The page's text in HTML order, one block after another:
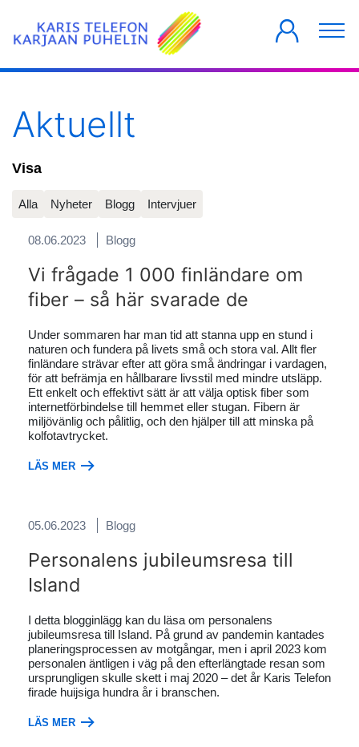
FÖRETAG
Aktuellt
Visa
Alla Nyheter Blogg Intervjuer
08.06.2023 Blogg
Vi frågade 1 000 finländare om
fiber – så här svarade de
Under sommaren har man tid att stanna upp en stund i
naturen och fundera på livets små och stora val. Allt fler
finländare strävar efter att göra små ändringar i vardagen,
för att befrämja en hållbarare livsstil med mindre utsläpp.
Ett enkelt och effektivt sätt är att välja optisk fiber som
internetförbindelse till hemmet eller stugan. Fibern är
miljövänlig och pålitlig, och den hjälper till att minska på
kolfotavtrycket.
LÄS MER
05.06.2023 Blogg
Personalens jubileumsresa till
Island
I detta blogginlägg kan du läsa om personalens
jubileumsresa till Island. På grund av pandemin kantades
planeringsprocessen av motgångar, men i april 2023 kom
personalen äntligen i väg på den efterlängtade resan som
ursprungligen skulle skett i maj 2020 – det år Karis Telefon
firade huijsiga hundra år i branschen.
LÄS MER